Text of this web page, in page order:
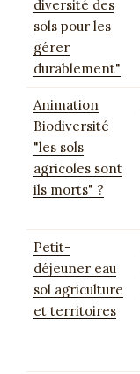
diversité des
sols pour les
gérer
durablement"
Animation
Biodiversité
"les sols
agricoles sont
ils morts" ?
Petit-
déjeuner eau
sol agriculture
et territoires